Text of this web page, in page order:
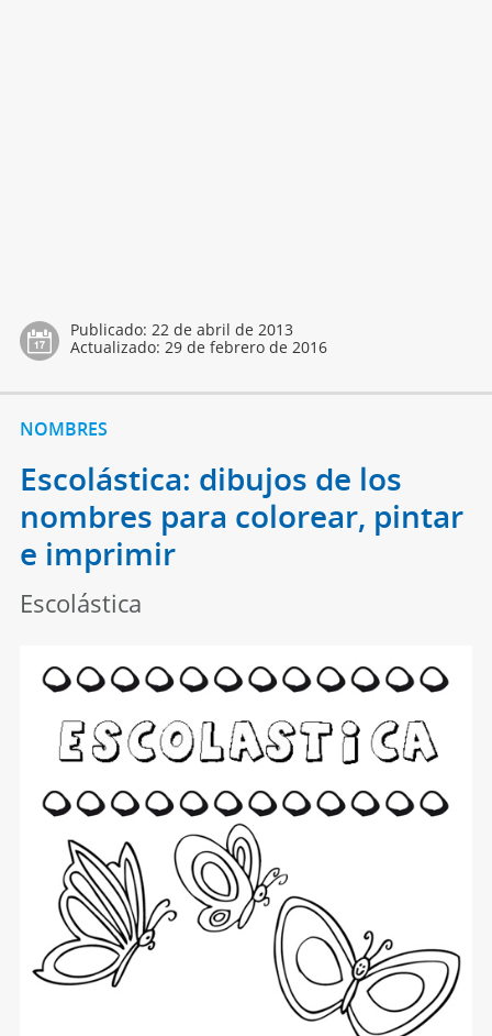
Publicado: 22 de abril de 2013
Actualizado: 29 de febrero de 2016
NOMBRES
Escolástica: dibujos de los
nombres para colorear, pintar
e imprimir
Escolástica